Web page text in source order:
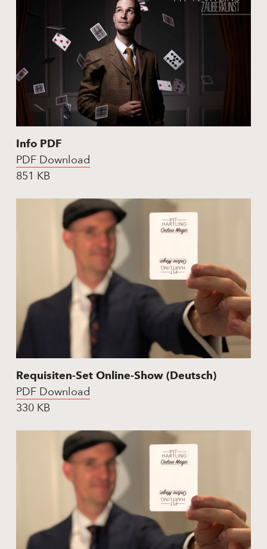
Info PDF
PDF Download
851 KB
Requisiten-Set Online-Show (Deutsch)
PDF Download
330 KB